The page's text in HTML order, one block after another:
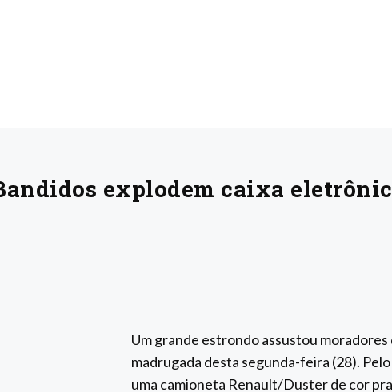
explodem caixa
Um grande estrondo assustou
madrugada desta segunda-feira (28).
uma camioneta Renault/Duster de cor